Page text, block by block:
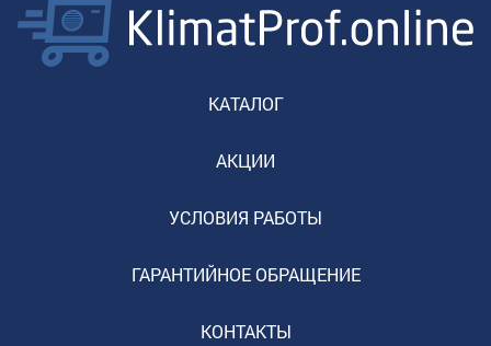
КАТАЛОГ
АКЦИИ
УСЛОВИЯ РАБОТЫ
ГАРАНТИЙНОЕ ОБРАЩЕНИЕ
КОНТАКТЫ